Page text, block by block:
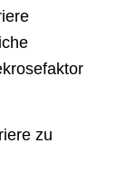
zu